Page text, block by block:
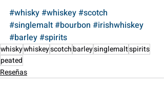
#whisky#whiskey#scotch
#singlemalt#bourbon #irishwhiskey
#barley#spirits
whiskywhiskeyscotchbarleysinglemaltspirits
peated
Reseñas